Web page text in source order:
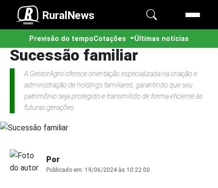
RuralNews
Previsão do tempoCotações Últimas notícias
Sucessão familiar
A GestorAgro oferece orientação especializada na criação e
administração de holdings familiares, garantindo que seu
patrimônio seja protegido e transmitido de forma eficiente às
futuras gerações
Por
Publicado em: 19/06/2024 às 10:22:00